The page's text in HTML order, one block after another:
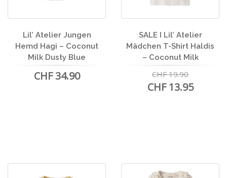
Lil’ Atelier Jungen
Hemd Hagi – Coconut
Milk Dusty Blue
CHF 34.90
SALE I Lil’ Atelier
Mädchen T-Shirt Haldis
– Coconut Milk
CHF 19.90
CHF 13.95